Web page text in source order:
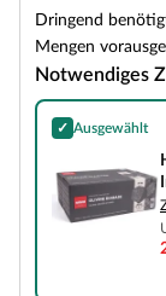
Dringend
Mengen
Notwendiges
✓ Ausgewählt
Harvia Olivine